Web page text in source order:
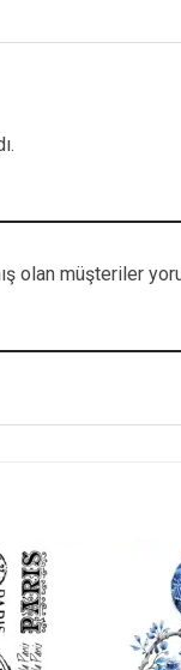
olan müşteriler
Ekle